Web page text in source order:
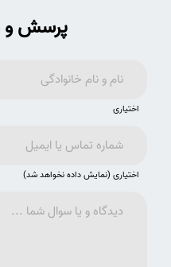
پرسش و
اختیاری
اختیاری (نمایش داده نخواهد شد)